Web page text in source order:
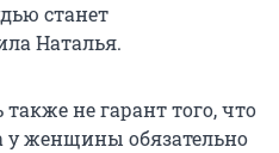
станет
Наталья.
не гарант того, что
женщины обязательно